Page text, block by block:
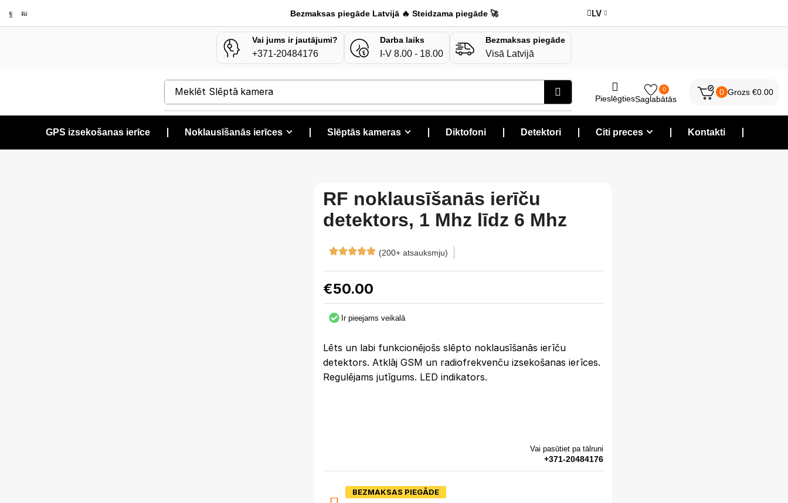
Bezmaksas piegāde Latvijā 🔥 Steidzama piegāde 🚀 LV
Vai jums ir jautājumi?
+371-20484176
Darba laiks
I-V 8.00 - 18.00
Bezmaksas piegāde
Visā Latvijā
Meklēt Slēptā kamera
Pieslēgties
0
Saglabātās
0 Grozs €0.00
GPS izsekošanas ierīce Noklausīšanās ierīces Slēptās kameras Diktofoni Detektori Citi preces Kontakti
RF noklausīšanās ierīču
detektors, 1 Mhz līdz 6 Mhz
(200+ atsauksmju)
€50.00
Ir pieejams veikalā
Lēts un labi funkcionējošs slēpto noklausīšanās ierīču
detektors. Atklāj GSM un radiofrekvenču izsekošanas ierīces.
Regulējams jutīgums. LED indikators.
Vai pasūtiet pa tālruni
+371-20484176
BEZMAKSAS PIEGĀDE